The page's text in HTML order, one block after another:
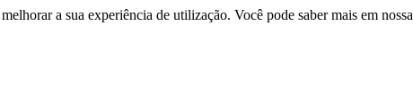
a sua experiência de utilização. Você pode saber mais em nossa